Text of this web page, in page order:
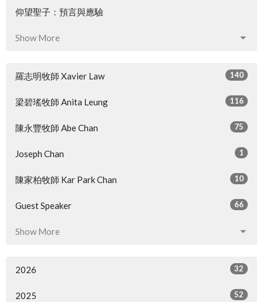
仰望聖子：預言與應驗
Show More
羅志明牧師 Xavier Law 140
梁碧瑤牧師 Anita Leung 116
陳永豐牧師 Abe Chan 75
Joseph Chan 1
陳家柏牧師 Kar Park Chan 10
Guest Speaker 66
Show More
2026 32
2025 52